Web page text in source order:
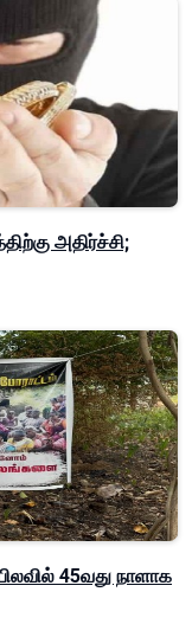
அதிர்ச்சி;
45வது நாளாக